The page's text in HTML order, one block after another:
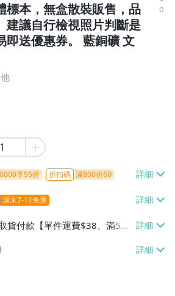
標本，無盒散裝販售，品
建議自行檢視照片判斷是
即送優惠券。 藍銅礦 文
0
享95折 折扣碼 滿800折60
週末7-11免運
貨付款【單件運費$38、滿5件
免運費】、7-ELEVEN取貨
運費】、萊爾富取貨付款【單件
5件或消費滿$1298免運
/貨運【單件運費$120、滿5件